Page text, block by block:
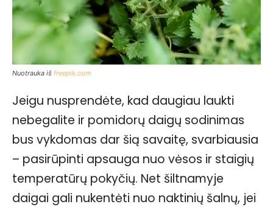
Nuotrauka iš freepik.com
Jeigu nusprendėte, kad daugiau laukti
nebegalite ir pomidorų daigų sodinimas
bus vykdomas dar šią savaitę, svarbiausia
– pasirūpinti apsauga nuo vėsos ir staigių
temperatūrų pokyčių. Net šiltnamyje
daigai gali nukentėti nuo naktinių šalnų, jei